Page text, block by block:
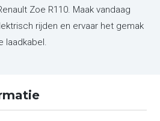
Zoe R110. Maak vandaag
rijden en ervaar het gemak
laadkabel.